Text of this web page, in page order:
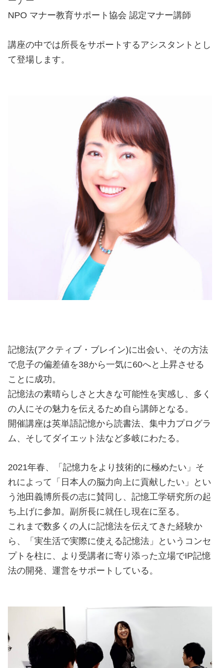
NPO マナー教育サポート協会 認定マナー講師
講座の中では所長をサポートするアシスタントとし
て登場します。
記憶法(アクティブ・ブレイン)に出会い、その方法
で息子の偏差値を38から一気に60へと上昇させる
ことに成功。
記憶法の素晴らしさと大きな可能性を実感し、多く
の人にその魅力を伝えるため自ら講師となる。
開催講座は英単語記憶から読書法、集中力プログラ
ム、そしてダイエット法など多岐にわたる。
2021年春、「記憶力をより技術的に極めたい」そ
れによって「日本人の脳力向上に貢献したい」とい
う池田義博所長の志に賛同し、記憶工学研究所の起
ち上げに参加。副所長に就任し現在に至る。
これまで数多くの人に記憶法を伝えてきた経験か
ら、「実生活で実際に使える記憶法」というコンセ
プトを柱に、より受講者に寄り添った立場でIP記憶
法の開発、運営をサポートしている。